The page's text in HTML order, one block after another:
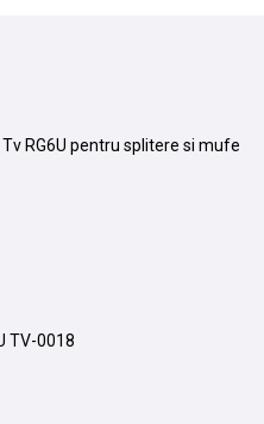
RG6U pentru splitere si mufe
TV-0018